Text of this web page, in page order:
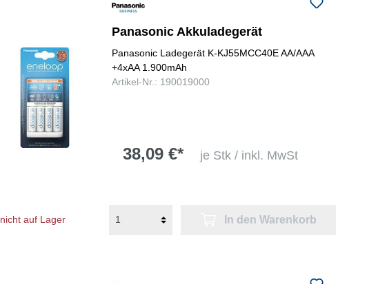
folgenden Nummer bei uns:
0731 977197-0
Panasonic Akkuladegerät
Panasonic Ladegerät K-KJ55MCC40E AA/AAA
+4xAA 1.900mAh
Artikel-Nr.: 190019000
38,09 €* je Stk / inkl. MwSt
nicht auf Lager In den Warenkorb